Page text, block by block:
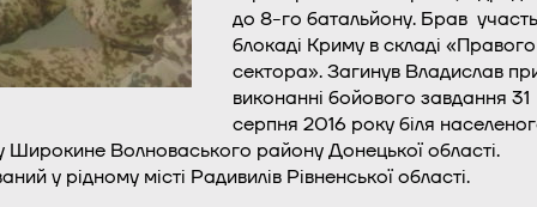
до 8-го батальйону. Брав
блокаді Криму в складі «Правого
сектора». Загинув Владислав
виконанні бойового завдання 31
серпня 2016 року біля
Широкине Волноваського району Донецької області.
у рідному місті Радивилів Рівненської області.